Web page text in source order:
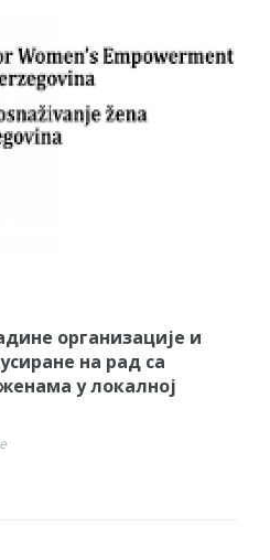
организације и
на рад са
у локалној